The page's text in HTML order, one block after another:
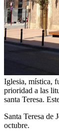
Iglesia, mística,
prioridad a las
santa Teresa.
Santa Teresa de
octubre.